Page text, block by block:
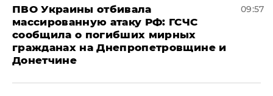
ПВО Украины отбивала
массированную атаку РФ: ГСЧС
сообщила о погибших мирных
гражданах на Днепропетровщине и
Донетчине
09:57